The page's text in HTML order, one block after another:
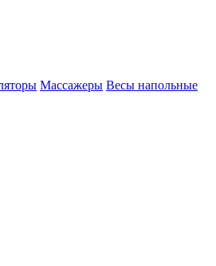
Массажеры Весы напольные